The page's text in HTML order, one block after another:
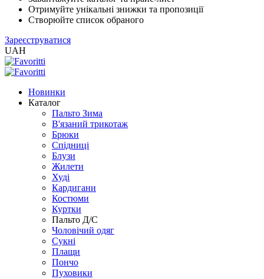
Отримуйте унікальні знижки та пропозиції
Створюйте список обраного
Зареєструватися
UAH
Новинки
Каталог
Пальто Зима
В'язаний трикотаж
Брюки
Спідниці
Блузи
Жилети
Худі
Кардигани
Костюми
Куртки
Пальто Д/С
Чоловічий одяг
Сукні
Плащи
Пончо
Пуховики